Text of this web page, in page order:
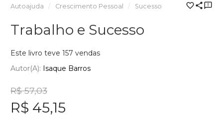
Autoajuda Crescimento Pessoal Sucesso
Trabalho e Sucesso
Este livro teve 157 vendas
Autor(a): Isaque Barros
R$ 57,03
R$ 45,15